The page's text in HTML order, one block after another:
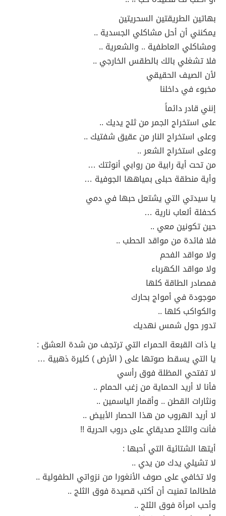
بهاتين الطريقتين السحريتين
يمكنني أن أحل مشاكلي الجسدية ..
ومشاكلي العاطفية .. والشعرية ..
فلا تشغلي بالك بالطقس الخارجي ..
لأن الصيف الحقيقي
مخبوء في داخلنا
إنني قادر دائماً
على استخراج الجمر من ثلج يديك ..
وعلى استخراج النار من عقيق شفتيك ..
وعلى استخراج الشعر ..
من تحت أية رابية من روابي أنوثتك …
وأية منطقة حبلى بمياهها الجوفية …
يا سيدتي التي يشتعل حبها في دمي
كحفلة ألعاب نارية …
حين تكونين معي ..
فلا فائدة من مواقد الحطب ..
ولا مواقد الفحم
ولا مواقد الكهرباء
فمصادر الطاقة كلها
موجودة في أمواج بحارك
والكواكب كلها ..
تدور حول شمس نهديك
يا ذات القبعة الحمراء التي ترتجف من شدة العشق :
يا التي يسقط صوتها على ( الأرض ) كليرة ذهبية …
لا تفتحي المظلة فوق رأسي
فأنا لا أريد الحماية من زغب الحمام ..
ونثارات القطن .. وأقمار الياسمين ..
لا أريد الهروب من هذا الحصار الأبيض ..
فأنت والثلج صديقاي على دروب الحرية !!
أيتها الشتائية التي أحبها :
لا تشيلي يدك من يدي ..
ولا تخافي على صوف الأنغورا من نزواتي الطفولية ..
فلطالما تمنيت أن أكتب قصيدة فوق الثلج ..
وأحب امرأة فوق الثلج ..